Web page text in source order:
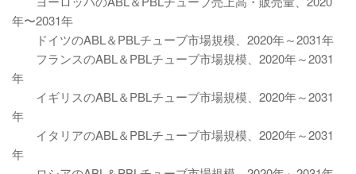
年〜2031年
ドイツのABL＆PBLチューブ市場規模、2020年～2031年
フランスのABL＆PBLチューブ市場規模、2020年～2031
年
イギリスのABL＆PBLチューブ市場規模、2020年～2031
年
イタリアのABL＆PBLチューブ市場規模、2020年～2031
年